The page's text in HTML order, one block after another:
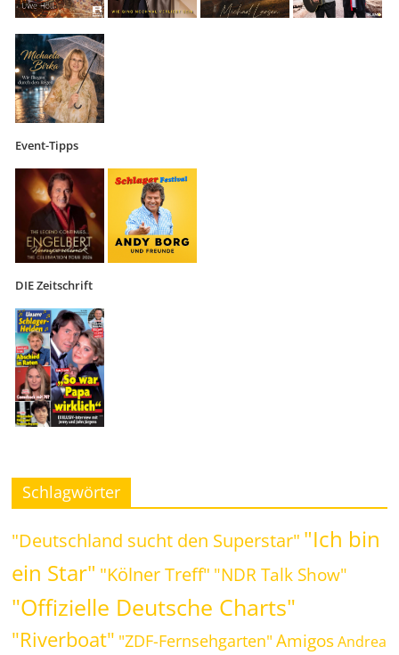
Event-Tipps
DIE Zeitschrift
Schlagwörter
"Deutschland sucht den Superstar" "Ich bin
ein Star" "Kölner Treff" "NDR Talk Show"
"Offizielle Deutsche Charts"
"Riverboat" "ZDF-Fernsehgarten" Amigos Andrea